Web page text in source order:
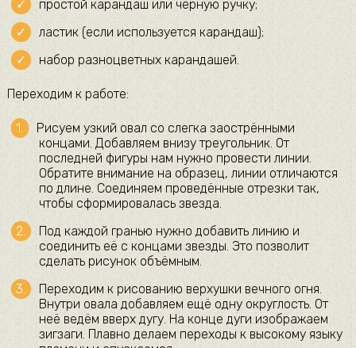
простой карандаш или чёрную ручку;
ластик (если используется карандаш);
набор разноцветных карандашей.
Переходим к работе:
Рисуем узкий овал со слегка заострёнными
концами. Добавляем внизу треугольник. От
последней фигуры нам нужно провести линии.
Обратите внимание на образец, линии отличаются
по длине. Соединяем проведённые отрезки так,
чтобы сформировалась звезда.
Под каждой гранью нужно добавить линию и
соединить её с концами звезды. Это позволит
сделать рисунок объёмным.
Переходим к рисованию верхушки вечного огня.
Внутри овала добавляем ещё одну округлость. От
неё ведём вверх дугу. На конце дуги изображаем
зигзаги. Плавно делаем переходы к высокому языку